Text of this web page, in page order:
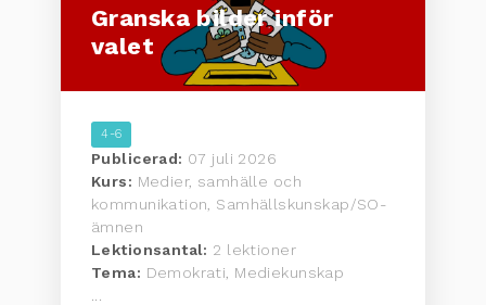
Granska bilder inför
valet
4-6
Publicerad: 07 juli 2026
Kurs: Medier, samhälle och
kommunikation, Samhällskunskap/SO-
ämnen
Lektionsantal: 2 lektioner
Tema: Demokrati, Mediekunskap